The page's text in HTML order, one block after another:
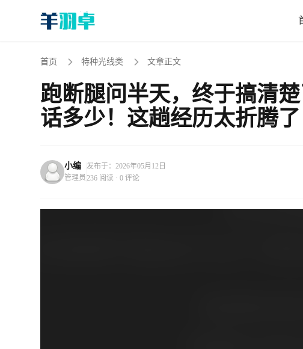
首页 特种光线类 文章正文
跑断腿问半天，终于搞清
话多少！这趟经历太折腾了
小编
管理员
发布于：2026年05月12日
236 阅读 · 0 评论